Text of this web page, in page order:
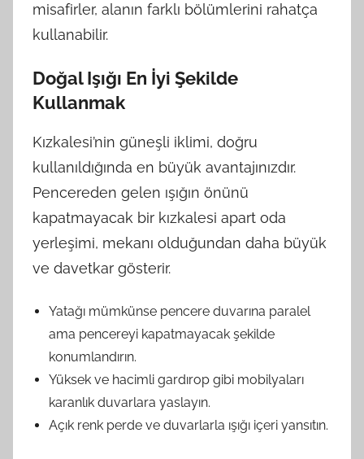
misafirler, alanın farklı bölümlerini rahatça
kullanabilir.
Doğal Işığı En İyi Şekilde
Kullanmak
Kızkalesi’nin güneşli iklimi, doğru
kullanıldığında en büyük avantajınızdır.
Pencereden gelen ışığın önünü
kapatmayacak bir kızkalesi apart oda
yerleşimi, mekanı olduğundan daha büyük
ve davetkar gösterir.
Yatağı mümkünse pencere duvarına paralel
ama pencereyi kapatmayacak şekilde
konumlandırın.
Yüksek ve hacimli gardırop gibi mobilyaları
karanlık duvarlara yaslayın.
Açık renk perde ve duvarlarla ışığı içeri yansıtın.